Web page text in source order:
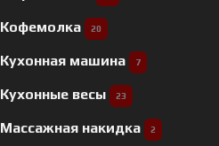
Кофемолка 20
Кухонная машина 7
Кухонные весы 23
Массажная накидка 2